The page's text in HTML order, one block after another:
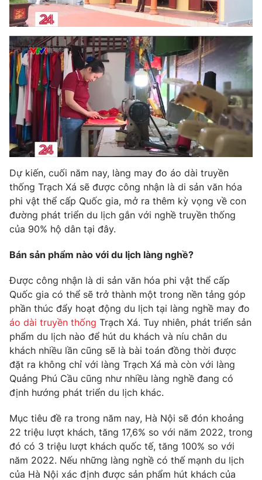
Dự kiến, cuối năm nay, làng may đo áo dài truyền
thống Trạch Xá sẽ được công nhận là di sản văn hóa
phi vật thể cấp Quốc gia, mở ra thêm kỳ vọng về con
đường phát triển du lịch gắn với nghề truyền thống
của 90% hộ dân tại đây.
Bán sản phẩm nào với du lịch làng nghề?
Được công nhận là di sản văn hóa phi vật thể cấp
Quốc gia có thể sẽ trở thành một trong nền tảng góp
phần thúc đẩy hoạt động du lịch tại làng nghề may đo
áo dài truyền thống Trạch Xá. Tuy nhiên, phát triển sản
phẩm du lịch nào để hút du khách và níu chân du
khách nhiều lần cũng sẽ là bài toán đồng thời được
đặt ra không chỉ với làng Trạch Xá mà còn với làng
Quảng Phú Cầu cũng như nhiều làng nghề đang có
định hướng phát triển du lịch khác.
Mục tiêu đề ra trong năm nay, Hà Nội sẽ đón khoảng
22 triệu lượt khách, tăng 17,6% so với năm 2022, trong
đó có 3 triệu lượt khách quốc tế, tăng 100% so với
năm 2022. Nếu những làng nghề có thế mạnh du lịch
của Hà Nội xác định được sản phẩm hút khách của